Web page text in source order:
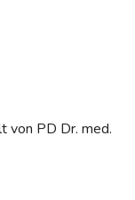
PD Dr. med.